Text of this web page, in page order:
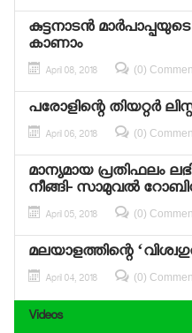
കുട്ടനാടന്‍
കാണാം
April 08, 2018 (0)
പരോളിന്റെ തിയറ്റര്‍
April 06, 2018 (0)
മാന്യമായ പ്രതിഫലം
നീങ്ങി- സാമുവല്‍
April 05, 2018 (0)
മലയാളത്തിന്റെ
April 04, 2018 (0)
Videos